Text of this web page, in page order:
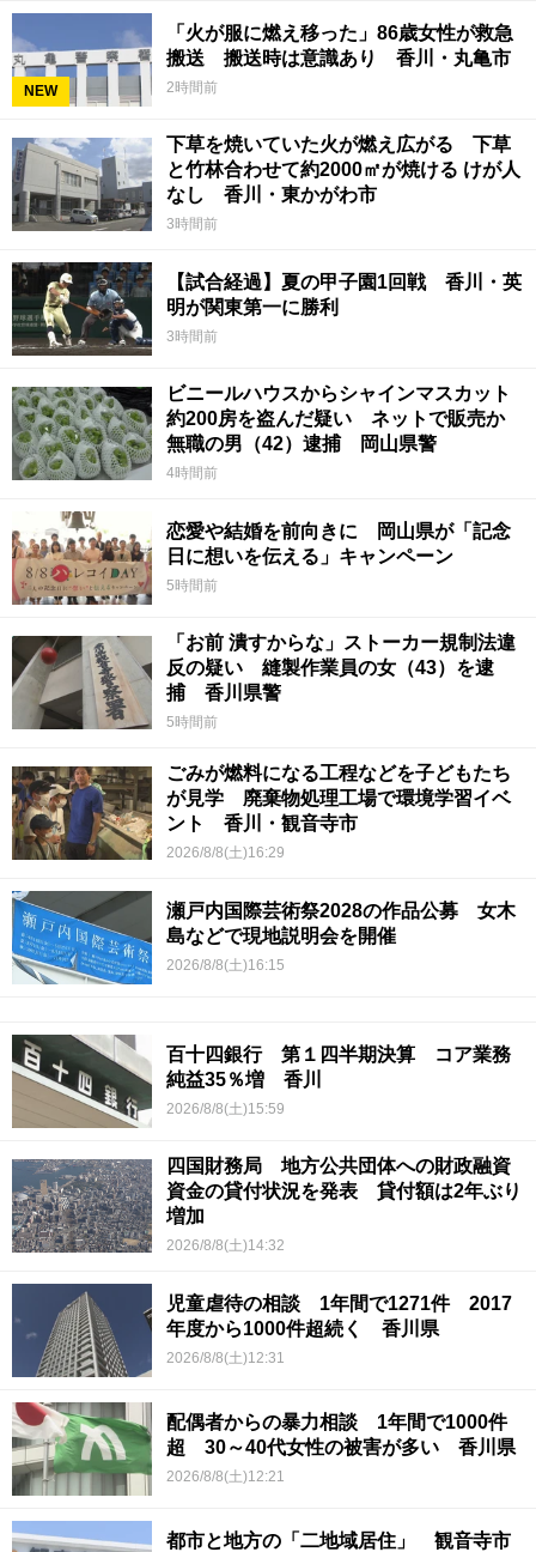
NEW
「火が服に燃え移った」86歳女性が救急
搬送 搬送時は意識あり 香川・丸亀市
2時間前
下草を焼いていた火が燃え広がる 下草
と竹林合わせて約2000㎡が焼ける けが人
なし 香川・東かがわ市
3時間前
【試合経過】夏の甲子園1回戦 香川・英
明が関東第一に勝利
3時間前
ビニールハウスからシャインマスカット
約200房を盗んだ疑い ネットで販売か
無職の男（42）逮捕 岡山県警
4時間前
恋愛や結婚を前向きに 岡山県が「記念
日に想いを伝える」キャンペーン
5時間前
「お前 潰すからな」ストーカー規制法違
反の疑い 縫製作業員の女（43）を逮
捕 香川県警
5時間前
ごみが燃料になる工程などを子どもたち
が見学 廃棄物処理工場で環境学習イベ
ント 香川・観音寺市
2026/8/8(土)16:29
瀬戸内国際芸術祭2028の作品公募 女木
島などで現地説明会を開催
2026/8/8(土)16:15
百十四銀行 第１四半期決算 コア業務
純益35％増 香川
2026/8/8(土)15:59
四国財務局 地方公共団体への財政融資
資金の貸付状況を発表 貸付額は2年ぶり
増加
2026/8/8(土)14:32
児童虐待の相談 1年間で1271件 2017
年度から1000件超続く 香川県
2026/8/8(土)12:31
配偶者からの暴力相談 1年間で1000件
超 30～40代女性の被害が多い 香川県
2026/8/8(土)12:21
都市と地方の「二地域居住」 観音寺市